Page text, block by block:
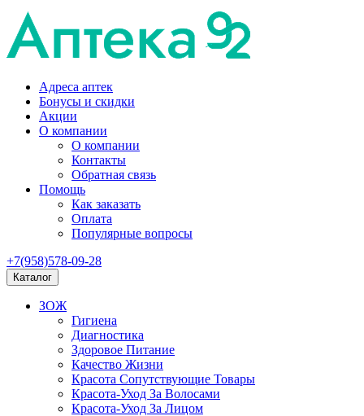
Адреса аптек
Бонусы и скидки
Акции
О компании
О компании
Контакты
Обратная связь
Помощь
Как заказать
Оплата
Популярные вопросы
+7(958)578-09-28
Каталог
ЗОЖ
Гигиена
Диагностика
Здоровое Питание
Качество Жизни
Красота Сопутствующие Товары
Красота-Уход За Волосами
Красота-Уход За Лицом